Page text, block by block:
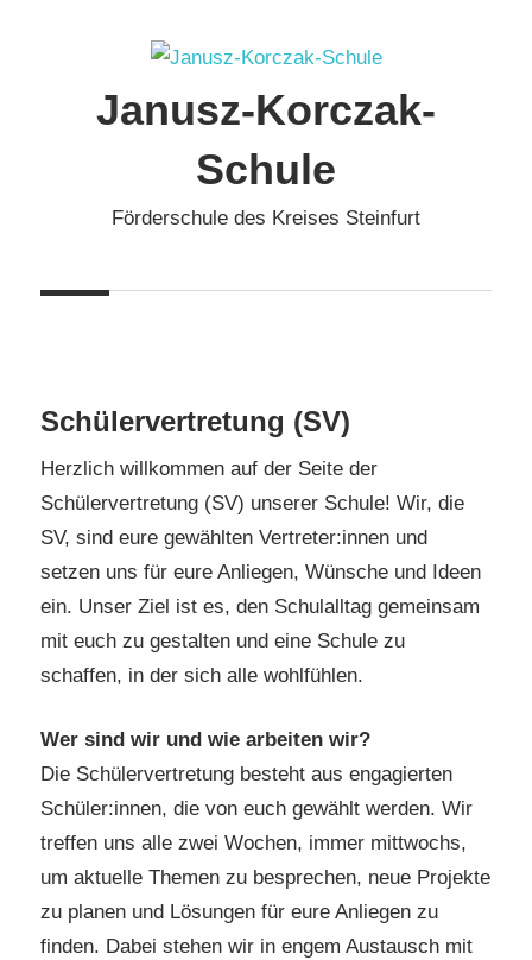
Janusz-Korczak-
Schule
Förderschule des Kreises Steinfurt
Schülervertretung (SV)
Herzlich willkommen auf der Seite der
Schülervertretung (SV) unserer Schule! Wir, die
SV, sind eure gewählten Vertreter:innen und
setzen uns für eure Anliegen, Wünsche und Ideen
ein. Unser Ziel ist es, den Schulalltag gemeinsam
mit euch zu gestalten und eine Schule zu
schaffen, in der sich alle wohlfühlen.
Wer sind wir und wie arbeiten wir?
Die Schülervertretung besteht aus engagierten
Schüler:innen, die von euch gewählt werden. Wir
treffen uns alle zwei Wochen, immer mittwochs,
um aktuelle Themen zu besprechen, neue Projekte
zu planen und Lösungen für eure Anliegen zu
finden. Dabei stehen wir in engem Austausch mit